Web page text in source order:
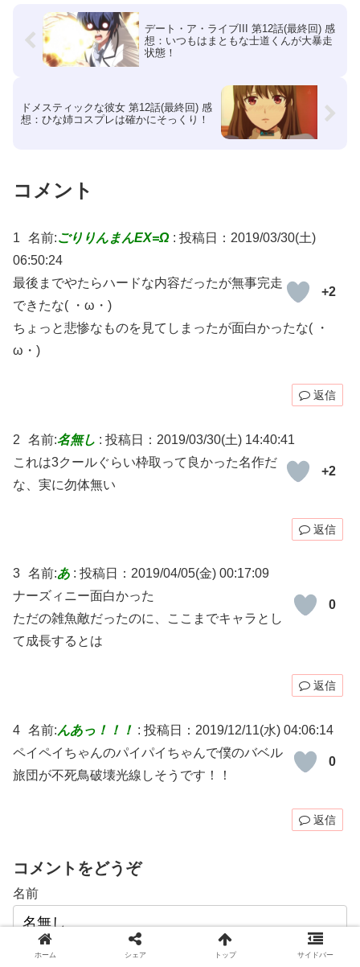
デート・ア・ライブIII 第12話(最終回) 感
想：いつもはまともな士道くんが大暴走
状態！
ドメスティックな彼女 第12話(最終回) 感
想：ひな姉コスプレは確かにそっくり！
コメント
1 名前:ごりりんまんEX=Ω : 投稿日：2019/03/30(土)
06:50:24
+2
最後までやたらハードな内容だったが無事完走
できたな( ・ω・)
ちょっと悲惨なものを見てしまったが面白かったな( ・
ω・)
返信
2 名前:名無し : 投稿日：2019/03/30(土) 14:40:41
+2
これは3クールぐらい枠取って良かった名作だ
な、実に勿体無い
返信
3 名前:あ : 投稿日：2019/04/05(金) 00:17:09
0
ナーズィニー面白かった
ただの雑魚敵だったのに、ここまでキャラとし
て成長するとは
返信
4 名前:んあっ！！！ : 投稿日：2019/12/11(水) 04:06:14
0
ペイペイちゃんのパイパイちゃんで僕のバベル
旅団が不死鳥破壊光線しそうです！！
返信
コメントをどうぞ
名前
次回のコメントで使用するためブラウザーに自分の名
ホーム シェア トップ サイドバー